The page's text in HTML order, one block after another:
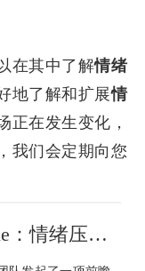
在其中了解情绪
地了解和扩展情
正在发生变化，
我们会定期向您
【IF 82.9】Nature Medicine：情绪压力与肺癌免疫治疗抵抗密切相关